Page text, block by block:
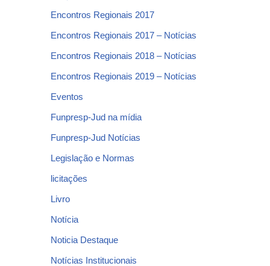
Encontros Regionais 2017
Encontros Regionais 2017 – Notícias
Encontros Regionais 2018 – Notícias
Encontros Regionais 2019 – Notícias
Eventos
Funpresp-Jud na mídia
Funpresp-Jud Notícias
Legislação e Normas
licitações
Livro
Notícia
Noticia Destaque
Notícias Institucionais